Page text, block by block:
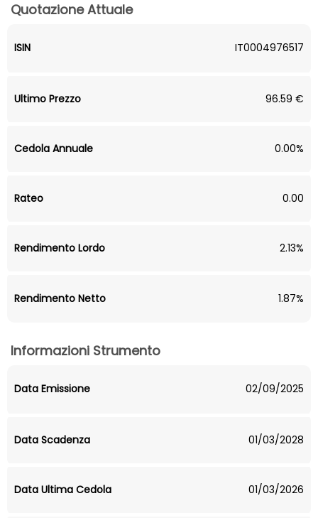
Quotazione Attuale
ISIN IT0004976517
Ultimo Prezzo 96.59 €
Cedola Annuale 0.00%
Rateo 0.00
Rendimento Lordo 2.13%
Rendimento Netto 1.87%
Informazioni Strumento
Data Emissione 02/09/2025
Data Scadenza 01/03/2028
Data Ultima Cedola 01/03/2026